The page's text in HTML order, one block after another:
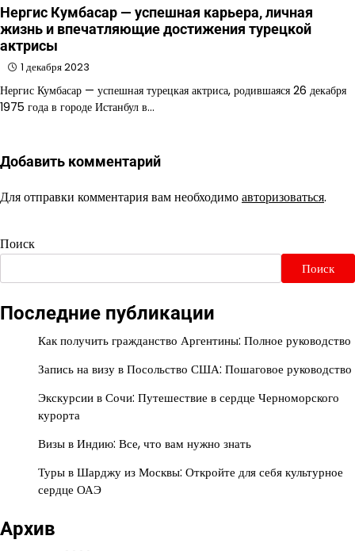
Нергис Кумбасар — успешная карьера, личная
жизнь и впечатляющие достижения турецкой
актрисы
1 декабря 2023
Нергис Кумбасар — успешная турецкая актриса, родившаяся 26 декабря
1975 года в городе Истанбул в…
Добавить комментарий
Для отправки комментария вам необходимоавторизоваться.
Поиск
Поиск
Последние публикации
Как получить гражданство Аргентины: Полное руководство
Запись на визу в Посольство США: Пошаговое руководство
Экскурсии в Сочи: Путешествие в сердце Черноморского
курорта
Визы в Индию: Все, что вам нужно знать
Туры в Шарджу из Москвы: Откройте для себя культурное
сердце ОАЭ
Архив